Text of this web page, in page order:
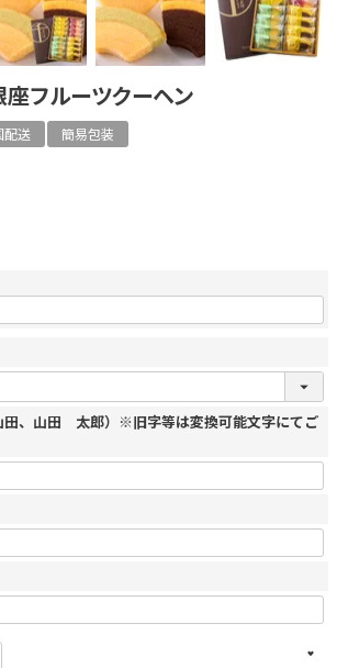
座フルーツクーヘン
配送
簡易包装
田、山田 太郎）※旧字等は変換可能文字にてご